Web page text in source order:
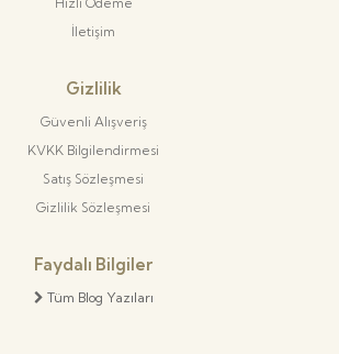
İletişim
Gizlilik
Güvenli Alışveriş
KVKK Bilgilendirmesi
Satış Sözleşmesi
Gizlilik Sözleşmesi
Faydalı Bilgiler
Tüm Blog Yazıları